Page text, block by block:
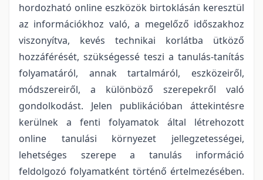
hordozható online eszközök birtoklásán keresztül
az információkhoz való, a megelőző időszakhoz
viszonyítva, kevés technikai korlátba ütköző
hozzáférését, szükségessé teszi a tanulás-tanítás
folyamatáról, annak tartalmáról, eszközeiről,
módszereiről, a különböző szerepekről való
gondolkodást. Jelen publikációban áttekintésre
kerülnek a fenti folyamatok által létrehozott
online tanulási környezet jellegzetességei,
lehetséges szerepe a tanulás információ
feldolgozó folyamatként történő értelmezésében.